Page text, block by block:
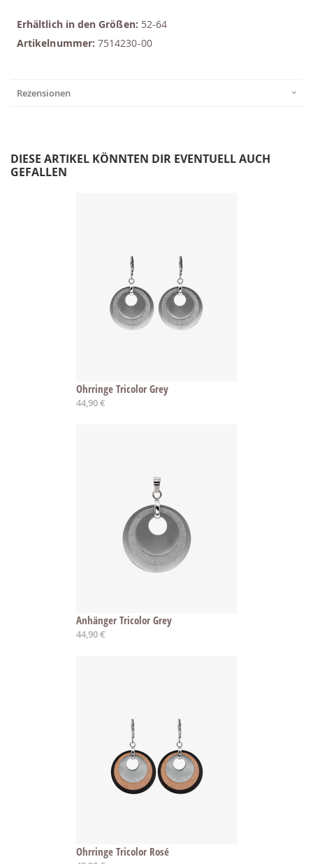
Erhältlich in den Größen: 52-64
Artikelnummer: 7514230-00
Rezensionen
DIESE ARTIKEL KÖNNTEN DIR EVENTUELL AUCH
GEFALLEN
Ohrringe Tricolor Grey
44,90 €
Anhänger Tricolor Grey
44,90 €
Ohrringe Tricolor Rosé